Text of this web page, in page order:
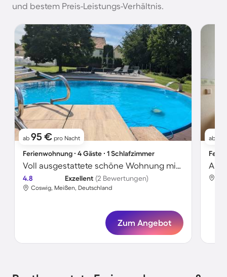
und bestem Preis-Leistungs-Verhältnis.
ab 95 € pro Nacht
Ferienwohnung ∙ 4 Gäste ∙ 1 Schlafzimmer
Voll ausgestattete schöne Wohnung mit Grill, Terrasse und Sauna | Gartenblick
4.8 Exzellent (2 Bewertungen)
Coswig, Meißen, Deutschland
Zum Angebot
ab